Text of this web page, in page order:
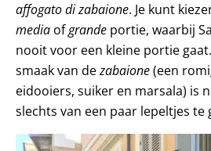
affogato di zabaione. Je kunt
media ofgrande portie, waarbij
nooit voor een kleine portie
smaak van dezabaione(een
eidooiers, suiker en marsala) is
slechts van een paar lepeltjes te